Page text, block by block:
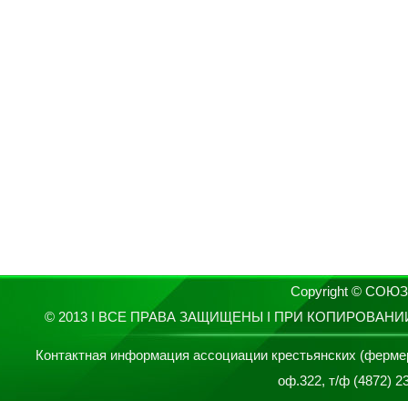
Copyright ©
© 2013 I ВСЕ ПРАВА ЗАЩИЩЕНЫ I ПРИ
Контактная информация ассоциации крестьянских
оф.322, т/ф (4872)